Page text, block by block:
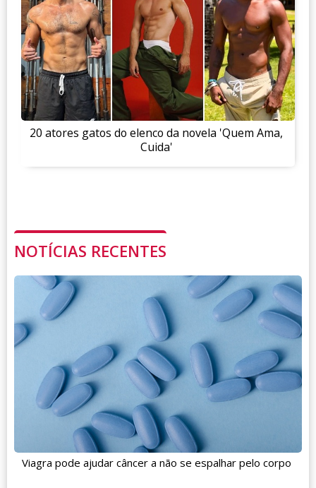
20 atores gatos do elenco da novela 'Quem Ama,
Cuida'
NOTÍCIAS RECENTES
Viagra pode ajudar câncer a não se espalhar pelo corpo